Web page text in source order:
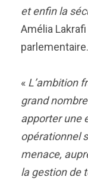
et enfin la
Amélia
parlementaire.
« L’ambition
grand
apporter une
opérationnel
menace,
la gestion de